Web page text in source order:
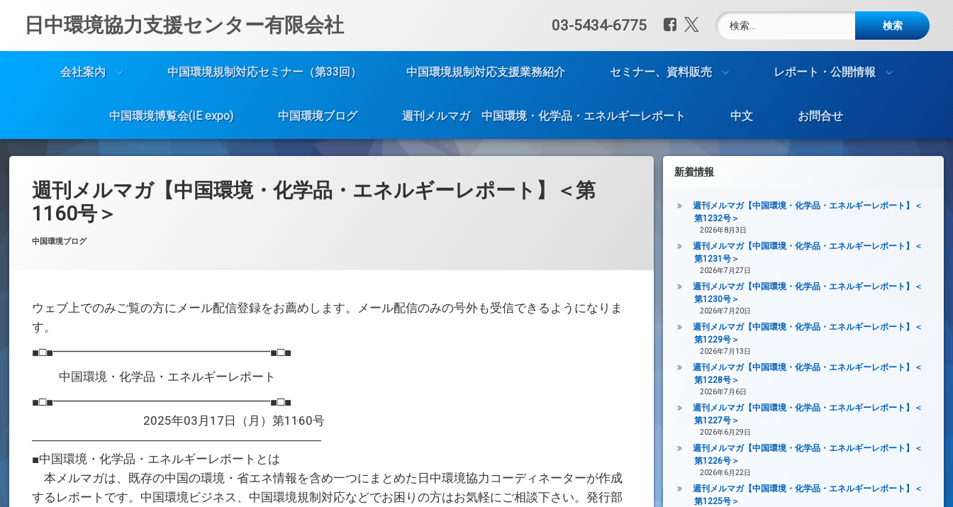
日中環境協力支援センター有限会社 電話番号:
03-5434-6775 Facebook
X.com
検索:
会社案内 中国環境規制対応セミナー（第33回） 中国環境規制対応支援業務紹介 セミナー、資料販売 レポート・公開情報
中国環境博覧会(IE expo) 中国環境ブログ 週刊メルマガ 中国環境・化学品・エネルギーレポート 中文 お問合せ
週刊メルマガ【中国環境・化学品・エネルギーレポート】＜第
1160号＞
Posted on 2025年3月17日
Updated on 2025年3月17日
byw059105
カテゴリー:
中国環境ブログ
ウェブ上でのみご覧の方にメール配信登録をお薦めします。メール配信のみの号外も受信できるようになりま
す。
■□■━━━━━━━━━━━━━━━━━━■□■
中国環境・化学品・エネルギーレポート
■□■━━━━━━━━━━━━━━━━━━■□■
2025年03月17日（月）第1160号
――――――――――――――――――――――――
■中国環境・化学品・エネルギーレポートとは
本メルマガは、既存の中国の環境・省エネ情報を含め一つにまとめた日中環境協力コーディネーターが作成
するレポートです。中国環境ビジネス、中国環境規制対応などでお困りの方はお気軽にご相談下さい。発行部
新着情報
週刊メルマガ【中国環境・化学品・エネルギーレポート】＜
第1232号＞
2026年8月3日
週刊メルマガ【中国環境・化学品・エネルギーレポート】＜
第1231号＞
2026年7月27日
週刊メルマガ【中国環境・化学品・エネルギーレポート】＜
第1230号＞
2026年7月20日
週刊メルマガ【中国環境・化学品・エネルギーレポート】＜
第1229号＞
2026年7月13日
週刊メルマガ【中国環境・化学品・エネルギーレポート】＜
第1228号＞
2026年7月6日
週刊メルマガ【中国環境・化学品・エネルギーレポート】＜
第1227号＞
2026年6月29日
週刊メルマガ【中国環境・化学品・エネルギーレポート】＜
第1226号＞
2026年6月22日
週刊メルマガ【中国環境・化学品・エネルギーレポート】＜
第1225号＞